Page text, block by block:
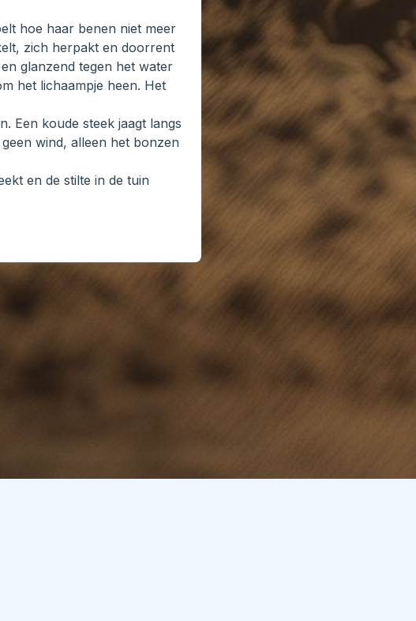
hoe haar benen niet meer
zich herpakt en doorrent
glanzend tegen het water
het lichaampje heen. Het
Een koude steek jaagt langs
wind, alleen het bonzen
en de stilte in de tuin